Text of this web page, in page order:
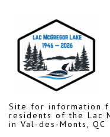
content
Site for information
residents of the Lac
in Val-des-Monts, QC